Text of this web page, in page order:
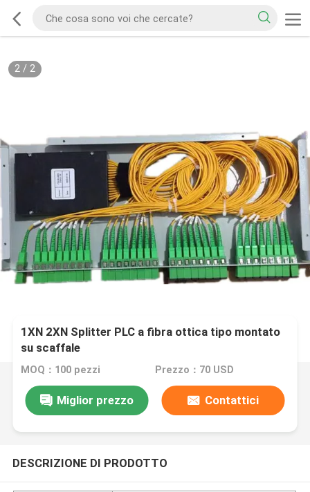
2/ 2
1XN 2XN Splitter PLC a fibra ottica tipo montato
su scaffale
MOQ：100 pezzi Prezzo：70 USD
Miglior prezzo Contattici
DESCRIZIONE DI PRODOTTO